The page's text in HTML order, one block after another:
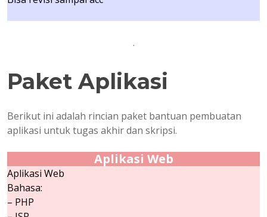
.
Paket Aplikasi
Berikut ini adalah rincian paket bantuan pembuatan
aplikasi untuk tugas akhir dan skripsi.
Aplikasi Web
Aplikasi Web
Bahasa:
– PHP